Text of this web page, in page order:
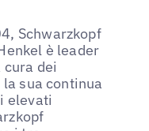
Schwarzkopf
è leader
dei
sua continua
elevati